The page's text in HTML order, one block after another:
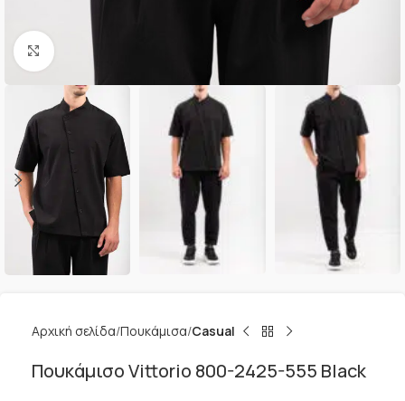
Κλικ για μεγέθυνση
Αρχική σελίδα Πουκάμισα Casual
Πουκάμισο Vittorio 800-2425-555 Black